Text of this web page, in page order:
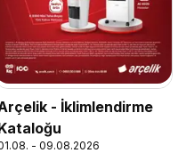
- İklimlendirme
- 09.08.2026